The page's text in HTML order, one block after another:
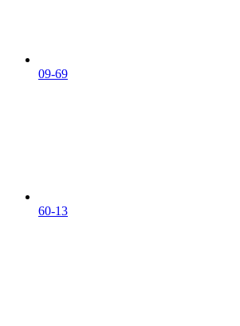
09-69
60-13